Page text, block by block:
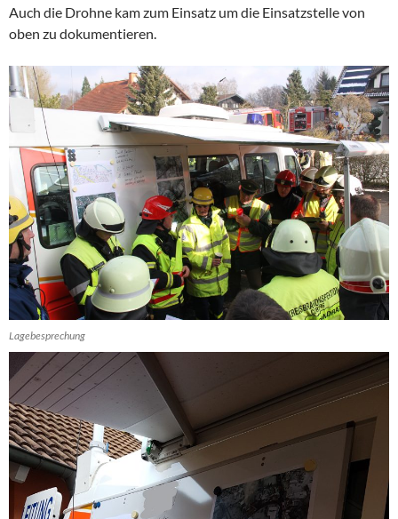
Auch die Drohne kam zum Einsatz um die Einsatzstelle von
oben zu dokumentieren.
Lagebesprechung